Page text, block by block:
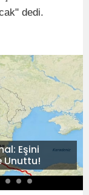
dedi.
Eşini
Unuttu!